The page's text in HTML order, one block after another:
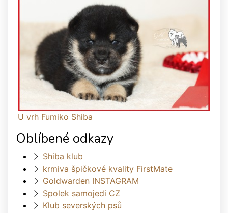
U vrh Fumiko Shiba
Oblíbené odkazy
Shiba klub
krmiva špičkové kvality FirstMate
Goldwarden INSTAGRAM
Spolek samojedi CZ
Klub severských psů